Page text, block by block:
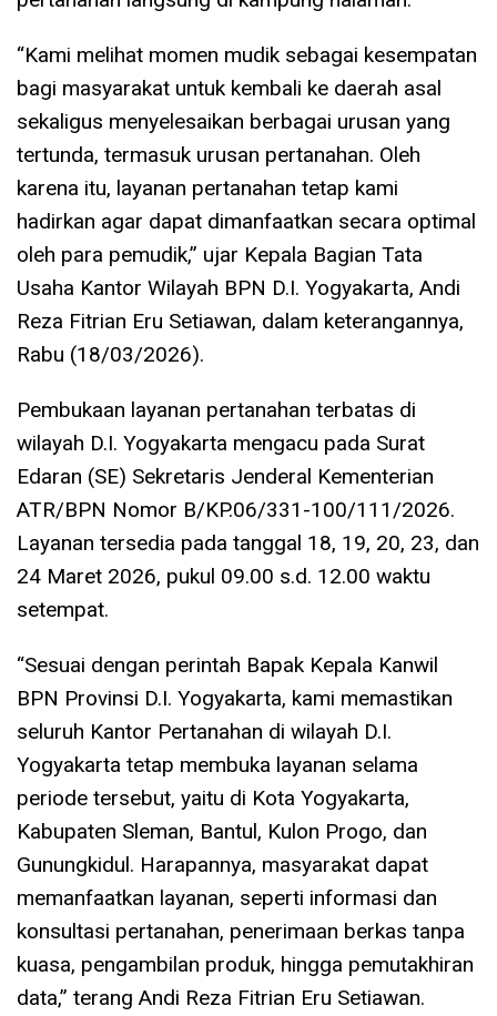
“Kami melihat momen mudik sebagai kesempatan
bagi masyarakat untuk kembali ke daerah asal
sekaligus menyelesaikan berbagai urusan yang
tertunda, termasuk urusan pertanahan. Oleh
karena itu, layanan pertanahan tetap kami
hadirkan agar dapat dimanfaatkan secara optimal
oleh para pemudik,” ujar Kepala Bagian Tata
Usaha Kantor Wilayah BPN D.I. Yogyakarta, Andi
Reza Fitrian Eru Setiawan, dalam keterangannya,
Rabu (18/03/2026).
Pembukaan layanan pertanahan terbatas di
wilayah D.I. Yogyakarta mengacu pada Surat
Edaran (SE) Sekretaris Jenderal Kementerian
ATR/BPN Nomor B/KP.06/331-100/111/2026.
Layanan tersedia pada tanggal 18, 19, 20, 23, dan
24 Maret 2026, pukul 09.00 s.d. 12.00 waktu
setempat.
“Sesuai dengan perintah Bapak Kepala Kanwil
BPN Provinsi D.I. Yogyakarta, kami memastikan
seluruh Kantor Pertanahan di wilayah D.I.
Yogyakarta tetap membuka layanan selama
periode tersebut, yaitu di Kota Yogyakarta,
Kabupaten Sleman, Bantul, Kulon Progo, dan
Gunungkidul. Harapannya, masyarakat dapat
memanfaatkan layanan, seperti informasi dan
konsultasi pertanahan, penerimaan berkas tanpa
kuasa, pengambilan produk, hingga pemutakhiran
data,” terang Andi Reza Fitrian Eru Setiawan.